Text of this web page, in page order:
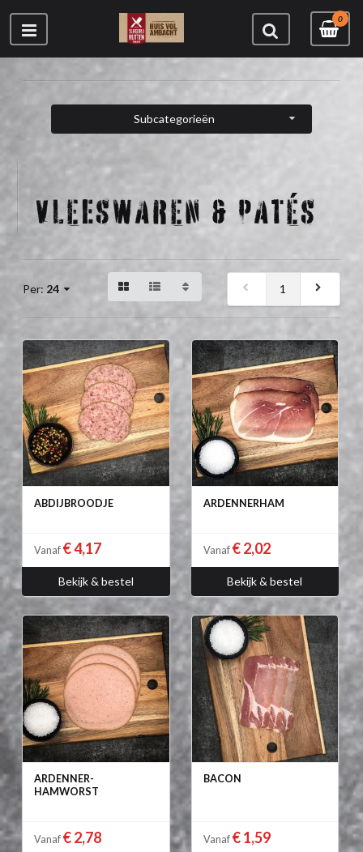
0
Subcategorieën
VLEESWAREN & PATÉS
Per: 24 1
ABDIJBROODJE
Vanaf € 4,17
Bekijk & bestel
ARDENNERHAM
Vanaf € 2,02
Bekijk & bestel
ARDENNER-
HAMWORST
Vanaf € 2,78
BACON
Vanaf € 1,59